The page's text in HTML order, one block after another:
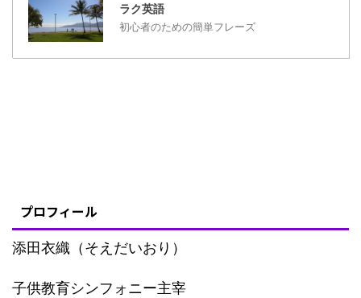
ラク英語
初心者のための簡単フレーズ
プロフィール
添田衣織（そえだいおり）
子供教育シンフォニー主宰